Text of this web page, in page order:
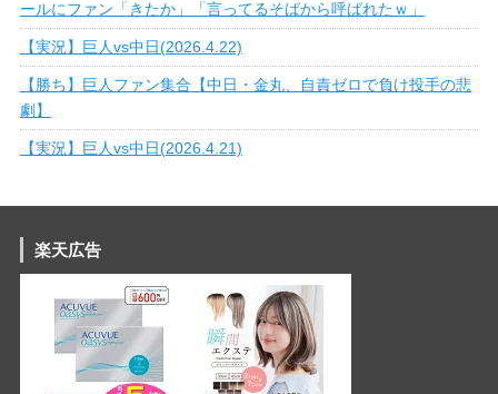
ールにファン「きたか」「言ってるそばから呼ばれたｗ」
【実況】巨人vs中日(2026.4.22)
【勝ち】巨人ファン集合【中日・金丸、自責ゼロで負け投手の悲
劇】
【実況】巨人vs中日(2026.4.21)
楽天広告